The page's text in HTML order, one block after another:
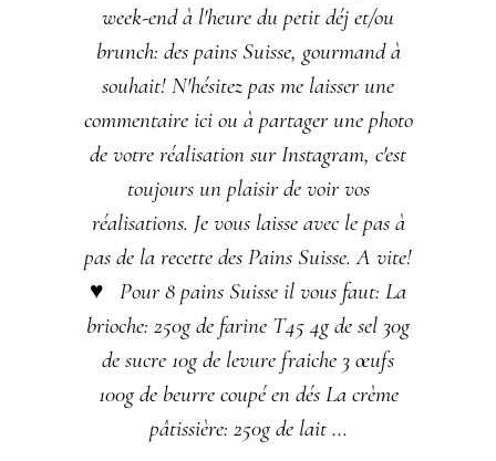
week-end à l'heure du petit déj et/ou
brunch: des pains Suisse, gourmand à
souhait! N'hésitez pas me laisser une
commentaire ici ou à partager une photo
de votre réalisation sur Instagram, c'est
toujours un plaisir de voir vos
réalisations. Je vous laisse avec le pas à
pas de la recette des Pains Suisse. A vite!
♥ Pour 8 pains Suisse il vous faut: La
brioche: 250g de farine T45 4g de sel 30g
de sucre 10g de levure fraiche 3 œufs
100g de beurre coupé en dés La crème
pâtissière: 250g de lait